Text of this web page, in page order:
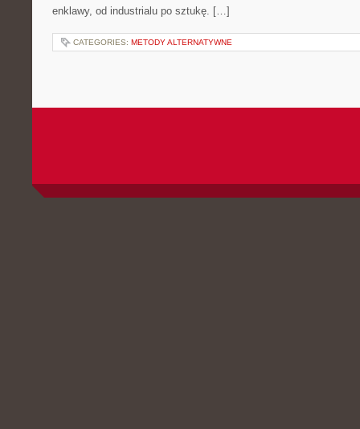
enklawy, od industrialu po sztukę. […]
CATEGORIES: METODY ALTERNATYWNE